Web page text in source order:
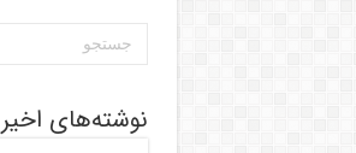
نوشته‌های اخیر